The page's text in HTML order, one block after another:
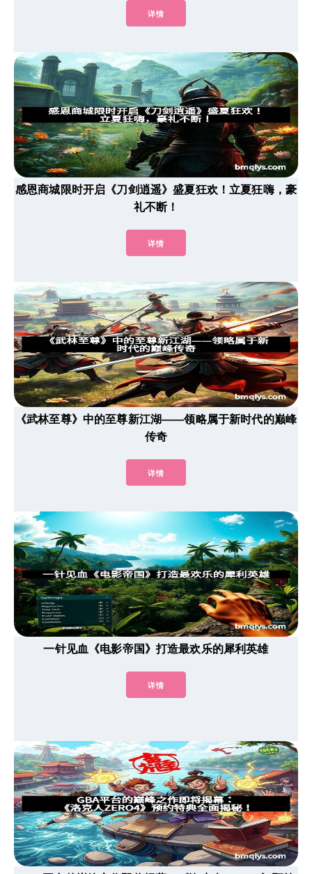
详情
感恩商城限时开启《刀剑逍遥》盛夏狂欢！立夏狂嗨，豪
礼不断！
详情
《武林至尊》中的至尊新江湖——领略属于新时代的巅峰
传奇
详情
一针见血《电影帝国》打造最欢乐的犀利英雄
详情